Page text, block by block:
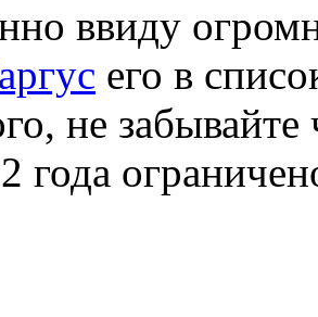
ввиду
его в
не забывайте
года